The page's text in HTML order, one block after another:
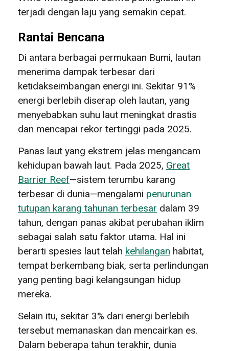
terjadi dengan laju yang semakin cepat.
Rantai Bencana
Di antara berbagai permukaan Bumi, lautan
menerima dampak terbesar dari
ketidakseimbangan energi ini. Sekitar 91%
energi berlebih diserap oleh lautan, yang
menyebabkan suhu laut meningkat drastis
dan mencapai rekor tertinggi pada 2025.
Panas laut yang ekstrem jelas mengancam
kehidupan bawah laut. Pada 2025, Great
Barrier Reef—sistem terumbu karang
terbesar di dunia—mengalami penurunan
tutupan karang tahunan terbesar dalam 39
tahun, dengan panas akibat perubahan iklim
sebagai salah satu faktor utama. Hal ini
berarti spesies laut telah kehilangan habitat,
tempat berkembang biak, serta perlindungan
yang penting bagi kelangsungan hidup
mereka.
Selain itu, sekitar 3% dari energi berlebih
tersebut memanaskan dan mencairkan es.
Dalam beberapa tahun terakhir, dunia